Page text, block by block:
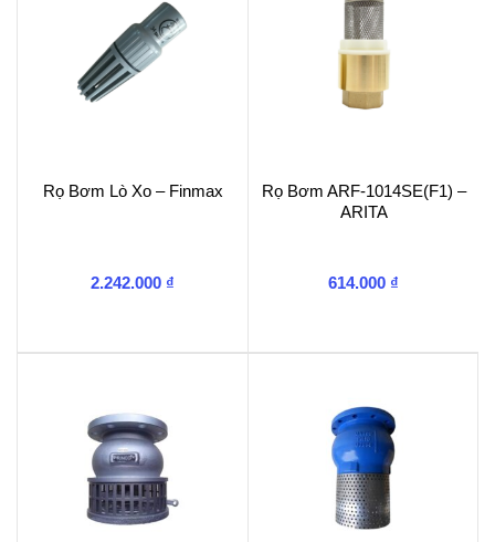
Rọ Bơm Lò Xo – Finmax
2.242.000 ₫
Rọ Bơm ARF-1014SE(F1) –
ARITA
614.000 ₫